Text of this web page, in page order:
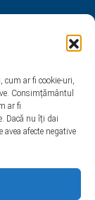
cum ar fi cookie-uri,
Consimțământul
ar fi
Dacă nu îți dai
afecte negative
Yelp